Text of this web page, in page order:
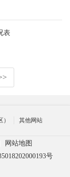
表
其他网站
网站地图
号